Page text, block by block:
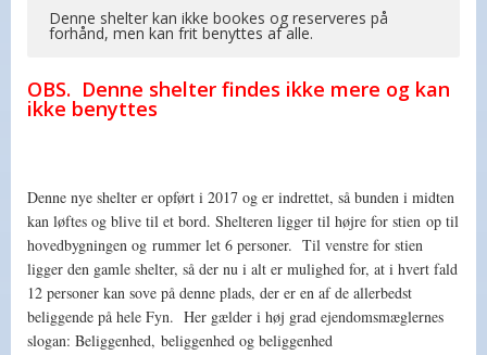
Denne shelter kan ikke bookes og reserveres på
forhånd, men kan frit benyttes af alle.
OBS. Denne shelter findes ikke mere og kan
ikke benyttes
Denne nye shelter er opført i 2017 og er indrettet, så bunden i midten
kan løftes og blive til et bord. Shelteren ligger til højre for stien op til
hovedbygningen og rummer let 6 personer. Til venstre for stien
ligger den gamle shelter, så der nu i alt er mulighed for, at i hvert fald
12 personer kan sove på denne plads, der er en af de allerbedst
beliggende på hele Fyn. Her gælder i høj grad ejendomsmæglernes
slogan: Beliggenhed, beliggenhed og beliggenhed